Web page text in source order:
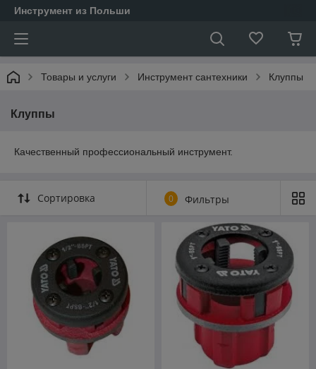
Инструмент из Польши
Товары и услуги Инструмент сантехники Клуппы
Клуппы
Качественный профессиональный инструмент.
Сортировка 0 Фильтры